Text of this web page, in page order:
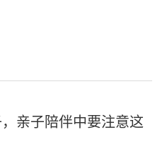
亲子陪伴中要注意这